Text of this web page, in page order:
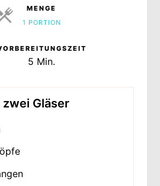
MENGE
1 PORTION
5 Min.
Gläser